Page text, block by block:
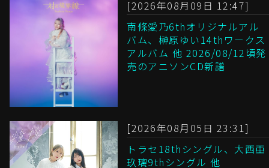
[2026年08月09日 12:47]
南條愛乃6thオリジナルアル
バム、榊原ゆい14thワークス
アルバム 他 2026/08/12頃発
売のアニソンCD新譜
[2026年08月05日 23:31]
トラセ18thシングル、大西亜
玖璃9thシングル 他